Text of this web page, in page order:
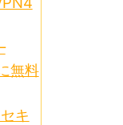
無料
キ